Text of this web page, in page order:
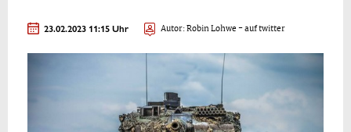
23.02.2023 11:15 Uhr Autor:Robin Lohwe- auf twitter